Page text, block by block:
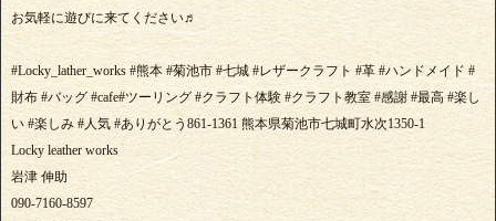
お気軽に遊びに来てください♬
#Locky_lather_works #熊本 #菊池市 #七城 #レザークラフト #革 #ハンドメイド #
財布 #バッグ #cafe#ツーリング #クラフト体験 #クラフト教室 #感謝 #最高 #楽し
い #楽しみ #人気 #ありがとう861-1361 熊本県菊池市七城町水次1350-1
Locky leather works
岩津 伸助
090-7160-8597